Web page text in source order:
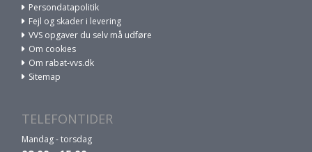
Persondatapolitik
Fejl og skader i levering
VVS opgaver du selv må udføre
Om cookies
Om rabat-vvs.dk
Sitemap
TELEFONTIDER
Mandag - torsdag